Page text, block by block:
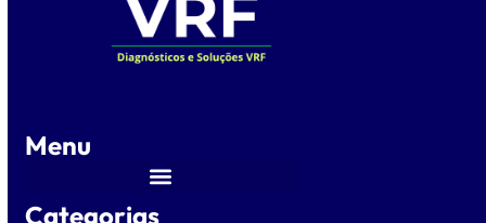
Menu
Categorias